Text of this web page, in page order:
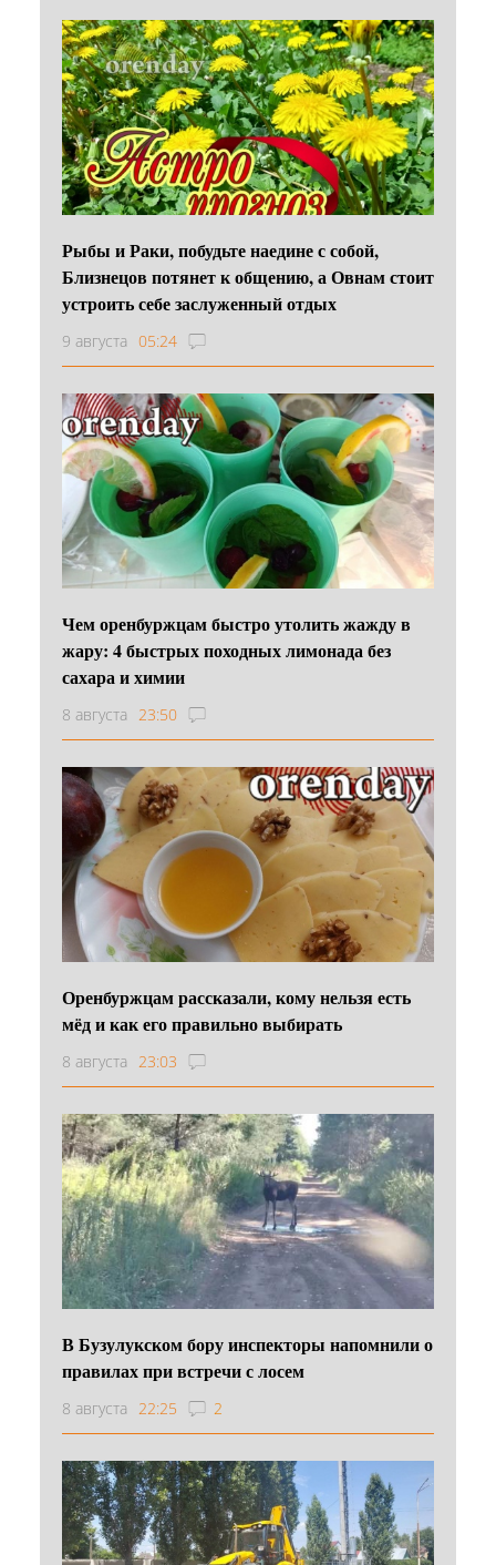
Рыбы и Раки, побудьте наедине с собой,
Близнецов потянет к общению, а Овнам стоит
устроить себе заслуженный отдых
9 августа 05:24
Чем оренбуржцам быстро утолить жажду в
жару: 4 быстрых походных лимонада без
сахара и химии
8 августа 23:50
Оренбуржцам рассказали, кому нельзя есть
мёд и как его правильно выбирать
8 августа 23:03
В Бузулукском бору инспекторы напомнили о
правилах при встречи с лосем
8 августа 22:25 2